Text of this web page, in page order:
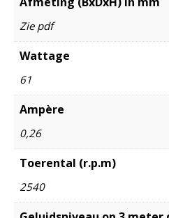
Zie pdf
Wattage
61
Ampère
0,26
Toerental (r.p.m)
2540